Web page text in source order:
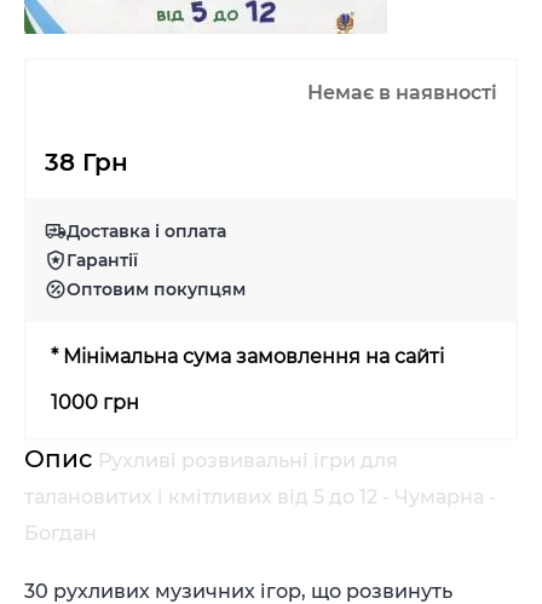
Немає в наявності
38 Грн
Доставка і оплата
Гарантії
Оптовим покупцям
* Мінімальна сума замовлення на сайті
1000 грн
Опис Рухливі розвивальні ігри для
талановитих і кмітливих від 5 до 12 - Чумарна -
Богдан
30 рухливих музичних ігор, що розвинуть